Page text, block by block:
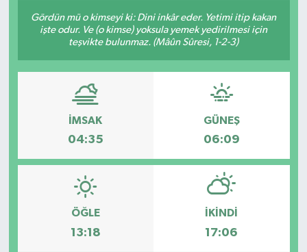
Gördün mü o kimseyi ki: Dini inkâr eder. Yetimi itip kakan
işte odur. Ve (o kimse) yoksula yemek yedirilmesi için
teşvikte bulunmaz. (Mâûn Sûresi, 1-2-3)
İMSAK
04:35
GÜNEŞ
06:09
ÖĞLE
13:18
İKINDI
17:06
KÜLTÜR-SANAT
Magazin
Medya
Sağlık
Siyaset